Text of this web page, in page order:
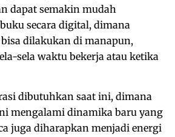
dapat semakin mudah
secara digital, dimana
dilakukan di manapun,
sela waktu bekerja atau ketika
dibutuhkan saat ini, dimana
mengalami dinamika baru yang
juga diharapkan menjadi energi